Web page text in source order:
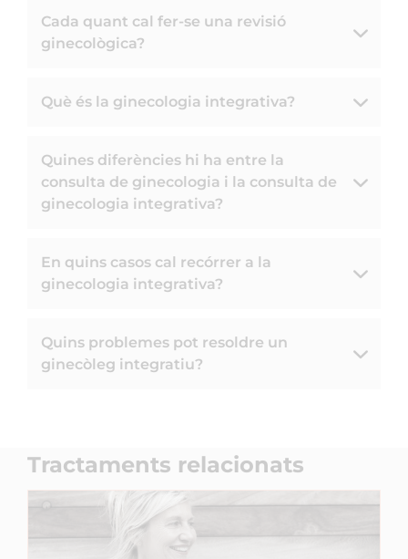
Cada quant cal fer-se una revisió
ginecològica?
Què és la ginecologia integrativa?
Quines diferències hi ha entre la
consulta de ginecologia i la consulta de
ginecologia integrativa?
En quins casos cal recórrer a la
ginecologia integrativa?
Quins problemes pot resoldre un
ginecòleg integratiu?
Tractaments relacionats